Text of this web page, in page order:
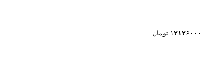
۱۲۱۲۶۰۰۰ تومان